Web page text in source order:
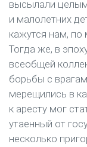
высылали
и малолетних
кажутся нам,
Тогда же, в
всеобщей
борьбы с
мерещились в
к аресту мог
утаенный от
несколько